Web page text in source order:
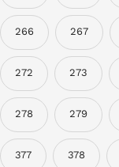
266 267
272 273
278 279
377 378